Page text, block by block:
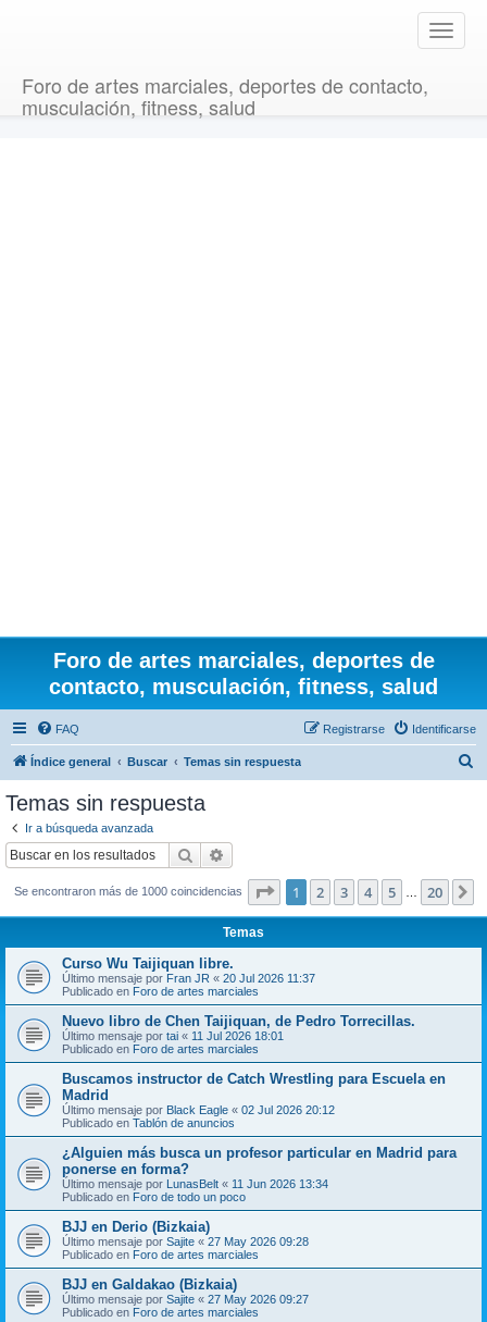
T
o
Foro de artes marciales, deportes de contacto,
musculación, fitness, salud
Foro de artes marciales, deportes de
contacto, musculación, fitness, salud
FAQ Identificarse
Registrarse
Índice general Buscar Temas sin respuesta
Temas sin respuesta
Ir a búsqueda avanzada
Buscar
Se encontraron más de 1000 coincidencias Página de 20
1 2 3 4 5 20
Temas
Curso Wu Taijiquan libre.
Último mensaje por Fran JR « 20 Jul 2026 11:37
Publicado en Foro de artes marciales
Nuevo libro de Chen Taijiquan, de Pedro Torrecillas.
Último mensaje por tai « 11 Jul 2026 18:01
Publicado en Foro de artes marciales
Buscamos instructor de Catch Wrestling para Escuela en
Madrid
Último mensaje por Black Eagle « 02 Jul 2026 20:12
Publicado en Tablón de anuncios
¿Alguien más busca un profesor particular en Madrid para
ponerse en forma?
Último mensaje por LunasBelt « 11 Jun 2026 13:34
Publicado en Foro de todo un poco
BJJ en Derio (Bizkaia)
Último mensaje por Sajite « 27 May 2026 09:28
Publicado en Foro de artes marciales
BJJ en Galdakao (Bizkaia)
Último mensaje por Sajite « 27 May 2026 09:27
Publicado en Foro de artes marciales